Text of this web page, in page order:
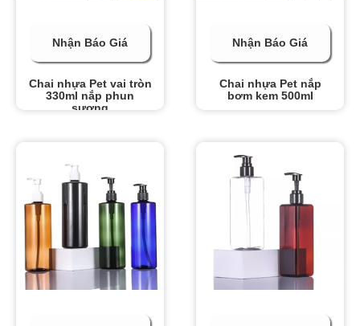
Nhận Báo Giá
Chai nhựa Pet vai tròn
330ml nắp phun
sương
Nhận Báo Giá
Chai nhựa Pet nắp
bơm kem 500ml